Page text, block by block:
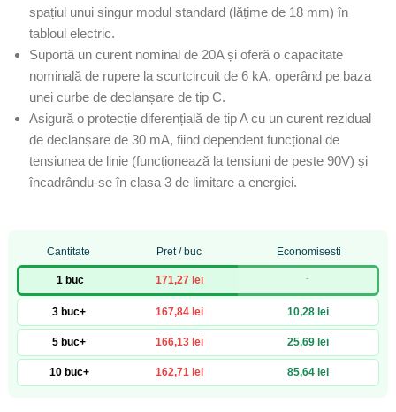
spațiul unui singur modul standard (lățime de 18 mm) în
tabloul electric.
Suportă un curent nominal de 20A și oferă o capacitate
nominală de rupere la scurtcircuit de 6 kA, operând pe baza
unei curbe de declanșare de tip C.
Asigură o protecție diferențială de tip A cu un curent rezidual
de declanșare de 30 mA, fiind dependent funcțional de
tensiunea de linie (funcționează la tensiuni de peste 90V) și
încadrându-se în clasa 3 de limitare a energiei.
Cantitate Pret / buc Economisesti
1 buc 171,27 lei -
3 buc+ 167,84 lei 10,28 lei
5 buc+ 166,13 lei 25,69 lei
10 buc+ 162,71 lei 85,64 lei